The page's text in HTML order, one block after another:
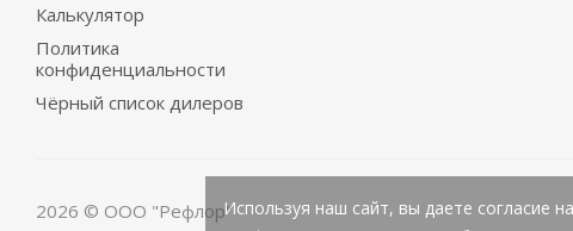
Калькулятор
Политика
конфиденциальности
Чёрный список дилеров
2026 © ООО "Рефлор"Используя наш сайт, вы даете согласие